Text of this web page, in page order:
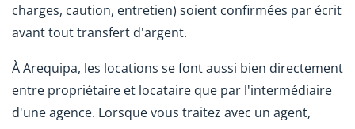
charges, caution, entretien) soient confirmées par écrit
avant tout transfert d'argent.
À Arequipa, les locations se font aussi bien directement
entre propriétaire et locataire que par l'intermédiaire
d'une agence. Lorsque vous traitez avec un agent,